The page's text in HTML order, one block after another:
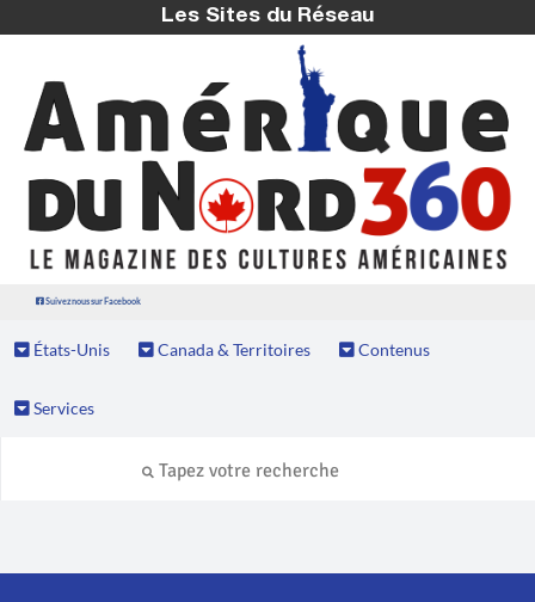
Les Sites du Réseau
Suivez nous sur Facebook
États-Unis Canada & Territoires Contenus
Services